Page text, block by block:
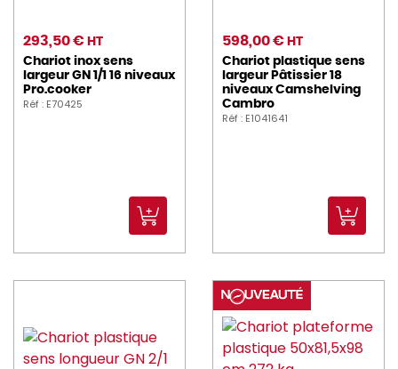
293,50 € HT
Chariot inox sens
largeur GN 1/1 16 niveaux
Pro.cooker
Réf : E70425
598,00 € HT
Chariot plastique sens
largeur Pâtissier 18
niveaux Camshelving
Cambro
Réf : E1041641